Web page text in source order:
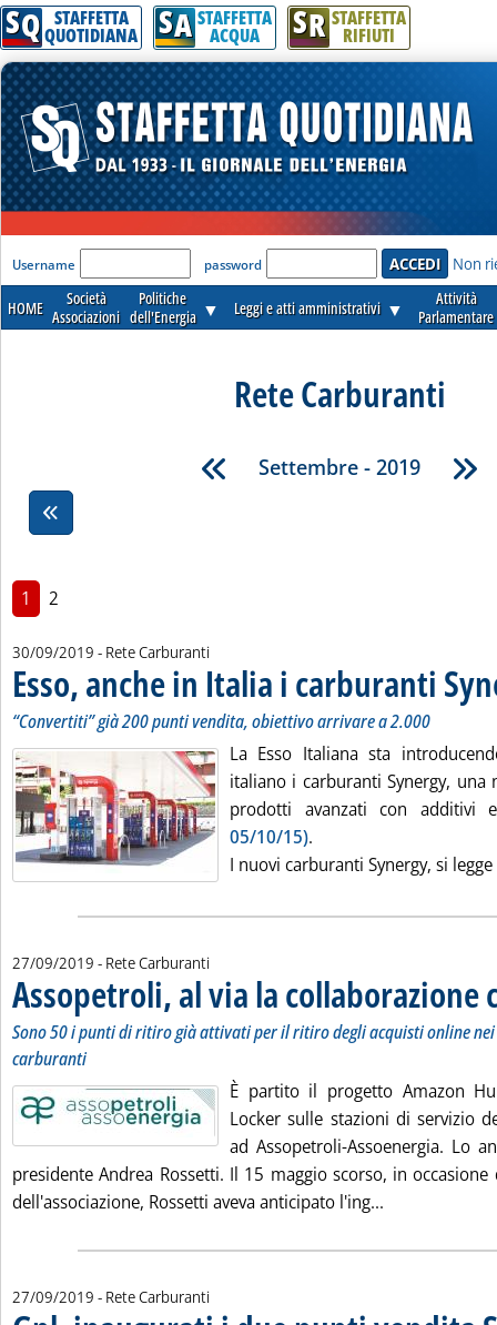
SQ STAFFETTA
QUOTIDIANA SA STAFFETTA
ACQUA SR STAFFETTA
RIFIUTI
'Modulo Login per accedere'
Username password Non
HOME
Società
Associazioni
Politiche
dell'Energia ▼ Leggi e atti amministrativi ▼
Attività
Parlamentare
Rete Carburanti
Settembre - 2019
1 2
30/09/2019 - Rete Carburanti
Esso, anche in Italia i carburanti
“Convertiti” già 200 punti vendita, obiettivo arrivare a 2.000
La Esso Italiana sta
italiano i carburanti Synergy, una
prodotti avanzati con additivi
05/10/15).
I nuovi carburanti Synergy, si
27/09/2019 - Rete Carburanti
Assopetroli, al via la collaborazione
Sono 50 i punti di ritiro già attivati per il ritiro degli acquisti online
carburanti
È partito il progetto Amazon
Locker sulle stazioni di servizio
ad Assopetroli-Assoenergia. Lo
presidente Andrea Rossetti. Il 15 maggio scorso, in occasione
dell'associazione, Rossetti aveva anticipato l'ing...
27/09/2019 - Rete Carburanti